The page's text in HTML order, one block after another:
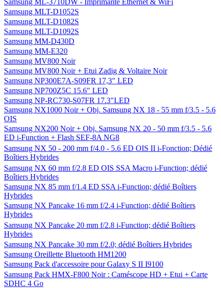
Samsung ML-3710DW - Imprimante Ethernet & WiFi
Samsung MLT-D1052S
Samsung MLT-D1082S
Samsung MLT-D1092S
Samsung MM-D430D
Samsung MM-E320
Samsung MV800 Noir
Samsung MV800 Noir + Etui Zadig & Voltaire Noir
Samsung NP300E7A-S09FR 17,3" LED
Samsung NP700Z5C 15.6" LED
Samsung NP-RC730-S07FR 17.3"LED
Samsung NX1000 Noir + Obj. Samsung NX 18 - 55 mm f/3.5 - 5.6
OIS
Samsung NX200 Noir + Obj. Samsung NX 20 - 50 mm f/3.5 - 5.6
ED i-Function + Flash SEF-8A NG8
Samsung NX 50 - 200 mm f/4.0 - 5.6 ED OIS II i-Fonction; Dédié
Boîtiers Hybrides
Samsung NX 60 mm f/2.8 ED OIS SSA Macro i-Function; dédié
Boîtiers Hybrides
Samsung NX 85 mm f/1.4 ED SSA i-Function; dédié Boîtiers
Hybrides
Samsung NX Pancake 16 mm f/2.4 i-Function; dédié Boîtiers
Hybrides
Samsung NX Pancake 20 mm f/2.8 i-Function; dédié Boîtiers
Hybrides
Samsung NX Pancake 30 mm f/2.0; dédié Boîtiers Hybrides
Samsung Oreillette Bluetooth HM1200
Samsung Pack d'accessoire pour Galaxy S II I9100
Samsung Pack HMX-F800 Noir : Caméscope HD + Etui + Carte
SDHC 4 Go